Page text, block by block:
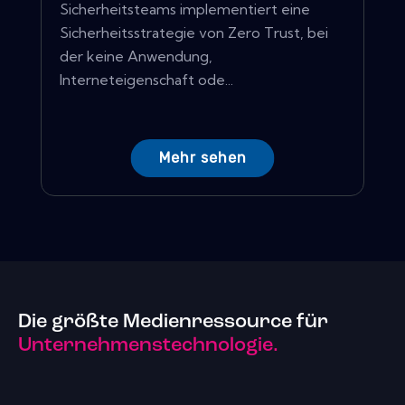
Sicherheitsteams implementiert eine
Sicherheitsstrategie von Zero Trust, bei
der keine Anwendung,
Interneteigenschaft ode...
Mehr sehen
Die größte Medienressource für
Unternehmenstechnologie.